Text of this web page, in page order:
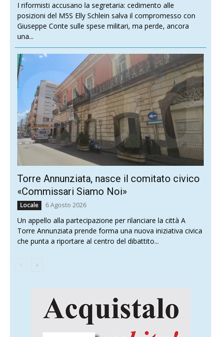
I riformisti accusano la segretaria: cedimento alle
posizioni del M5S Elly Schlein salva il compromesso con
Giuseppe Conte sulle spese militari, ma perde, ancora
una...
Torre Annunziata, nasce il comitato civico
«Commissari Siamo Noi»
Locale 6 Agosto 2026
Un appello alla partecipazione per rilanciare la città A
Torre Annunziata prende forma una nuova iniziativa civica
che punta a riportare al centro del dibattito...